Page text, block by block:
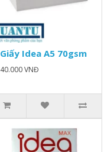
Giấy Idea A5 70gsm
40.000 VNĐ